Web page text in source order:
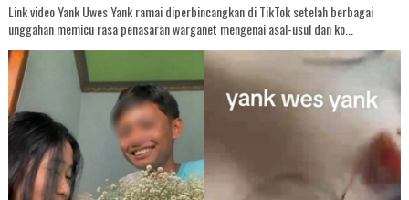
Link video Yank Uwes Yank ramai diperbincangkan di TikTok setelah berbagai
unggahan memicu rasa penasaran warganet mengenai asal-usul dan ko...